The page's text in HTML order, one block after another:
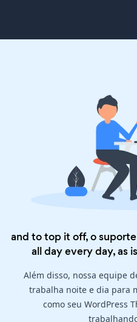
and to top it off, o
all day every day, as
Além disso, nossa equipe
trabalha noite e dia para
como seu WordPress